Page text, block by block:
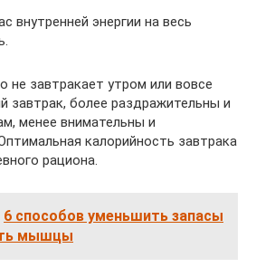
внутренней энергии на весь
не завтракает утром или вовсе
завтрак, более раздражительны и
менее внимательны и
калорийность завтрака
рациона.
6 способов уменьшить запасы
мышцы